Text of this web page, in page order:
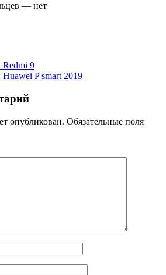
— нет
Redmi 9
P smart 2019
опубликован. Обязательные поля